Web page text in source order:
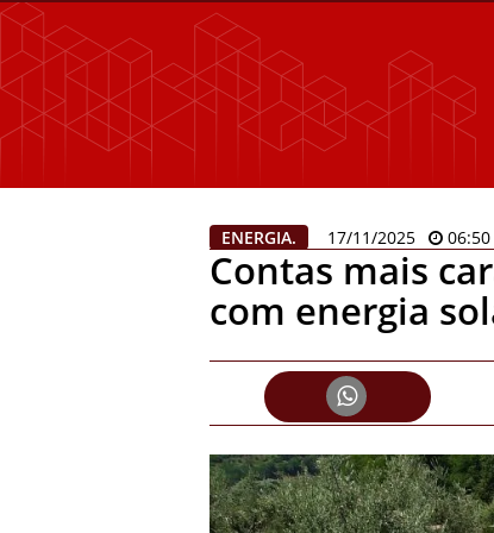
ENERGIA. 17/11/2025 06:50
Contas mais
com energia